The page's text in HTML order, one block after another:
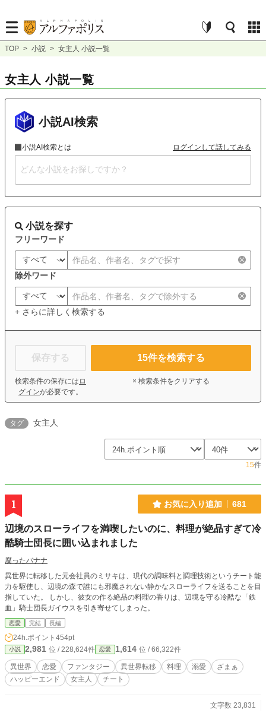
TOP > 小説 > 女主人 小説一覧
女主人 小説一覧
小説AI検索
小説AI検索とは ログインして話してみる
小説を探す
フリーワード
除外ワード
+ さらに詳しく検索する
保存する
検索条件の保存には ロ
グインが必要です。
15件を検索する
× 検索条件をクリアする
タグ 女主人
15件
1 お気に入り追加 681
辺境のスローライフを満喫したいのに、料理が絶品すぎて冷
酷騎士団長に囲い込まれました
腐ったバナナ
異世界に転移した元会社員のミサキは、現代の調味料と調理技術というチート能
力を駆使し、辺境の森で誰にも邪魔されない静かなスローライフを送ることを目
指していた。 しかし、彼女の作る絶品の料理の香りは、辺境を守る冷酷な「鉄
血」騎士団長ガイウスを引き寄せてしまった。
恋愛 完結 長編
24h.ポイント 454pt
小説 2,981 位 / 228,624件 恋愛 1,614 位 / 66,322件
異世界 恋愛 ファンタジー 異世界転移 料理 溺愛
ざまぁ
ハッピーエンド
女主人 チート
文字数 23,831